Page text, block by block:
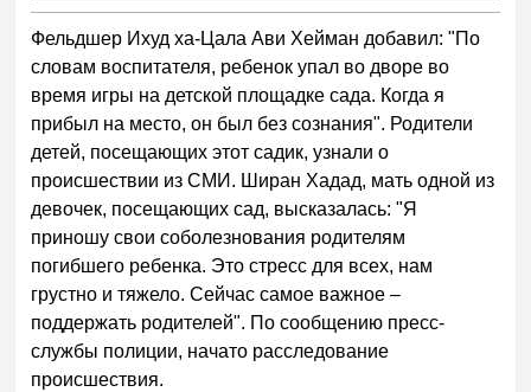
Фельдшер Ихуд ха-Цала Ави Хейман добавил: "По
словам воспитателя, ребенок упал во дворе во
время игры на детской площадке сада. Когда я
прибыл на место, он был без сознания". Родители
детей, посещающих этот садик, узнали о
происшествии из СМИ. Ширан Хадад, мать одной из
девочек, посещающих сад, высказалась: "Я
приношу свои соболезнования родителям
погибшего ребенка. Это стресс для всех, нам
грустно и тяжело. Сейчас самое важное –
поддержать родителей". По сообщению пресс-
службы полиции, начато расследование
происшествия.